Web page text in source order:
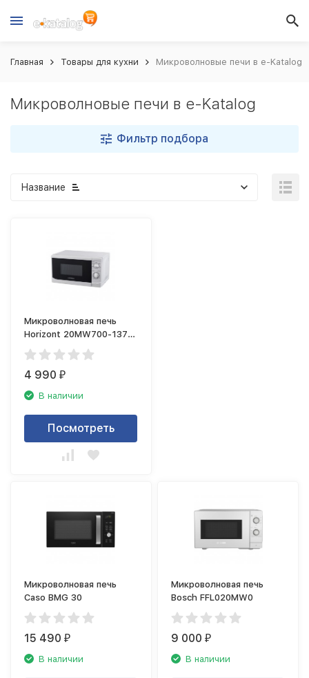
Главная Товары для кухни Микроволновые печи в e-Katalog
Микроволновые печи в e-Katalog
Фильтр подбора
Название
Микроволновая печь
Horizont 20MW700-1378
B
4 990₽
В наличии
Посмотреть
Микроволновая печь
Caso BMG 30
15 490₽
В наличии
Микроволновая печь
Bosch FFL020MW0
9 000₽
В наличии